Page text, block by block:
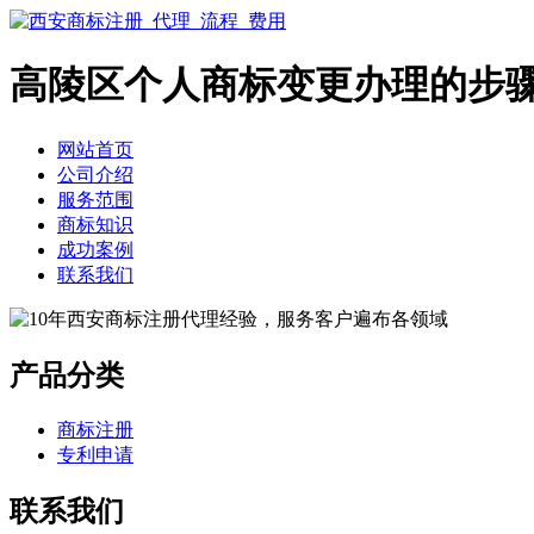
高陵区个人商标变更办理的步
网站首页
公司介绍
服务范围
商标知识
成功案例
联系我们
产品分类
商标注册
专利申请
联系我们